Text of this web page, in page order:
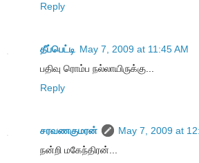
Reply
தீப்பெட்டி May 7, 2009 at 11:45 AM
பதிவு ரொம்ப நல்லாயிருக்கு...
Reply
சரவணகுமரன்
May 7, 2009 at
நன்றி மகேந்திரன்...